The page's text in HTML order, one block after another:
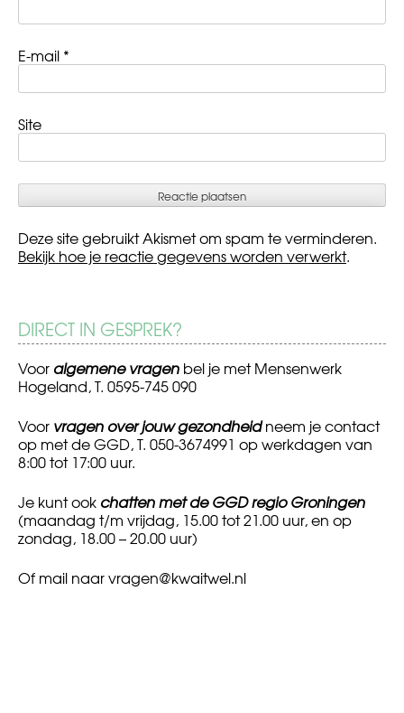
E-mail *
Site
Deze site gebruikt Akismet om spam te verminderen.
Bekijk hoe je reactie gegevens worden verwerkt.
DIRECT IN GESPREK?
Voor algemene vragen bel je met Mensenwerk
Hogeland, T. 0595-745 090
Voor vragen over jouw gezondheidneem je contact
op met de GGD, T. 050-3674991 op werkdagen van
8:00 tot 17:00 uur.
Je kunt ook chatten met de GGD regio Groningen
(maandag t/m vrijdag, 15.00 tot 21.00 uur, en op
zondag, 18.00 – 20.00 uur)
Of mail naarvragen@kwaitwel.nl